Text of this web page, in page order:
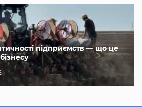
підприємств — що це